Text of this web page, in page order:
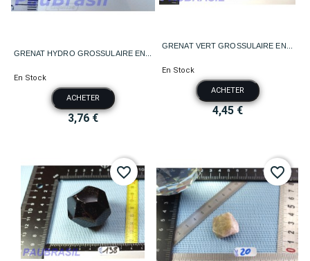
GRENAT HYDRO GROSSULAIRE EN...
En Stock
ACHETER
3,76 €
GRENAT VERT GROSSULAIRE EN...
En Stock
ACHETER
4,45 €
favorite_border favorite_border